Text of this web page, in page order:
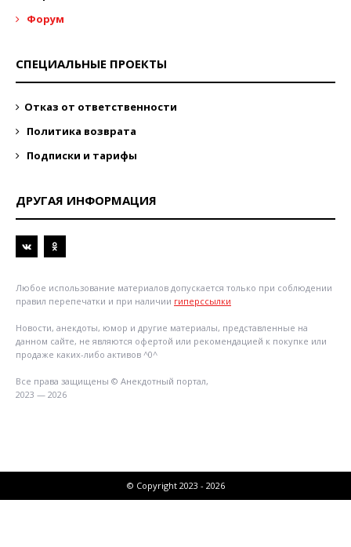
Форум
СПЕЦИАЛЬНЫЕ ПРОЕКТЫ
Отказ от ответственности
Политика возврата
Подписки и тарифы
ДРУГАЯ ИНФОРМАЦИЯ
Любое использование материалов допускается только при соблюдении
правил перепечатки и при наличии гиперссылки
Новости, анекдоты, юмор и другие материалы, представленные на
данном сайте, не являются офертой или рекомендацией к покупке или
продаже каких-либо активов ^0^
Все права защищены © Анекдотный портал,
2023 — 2026
© Copyright 2023 - 2026